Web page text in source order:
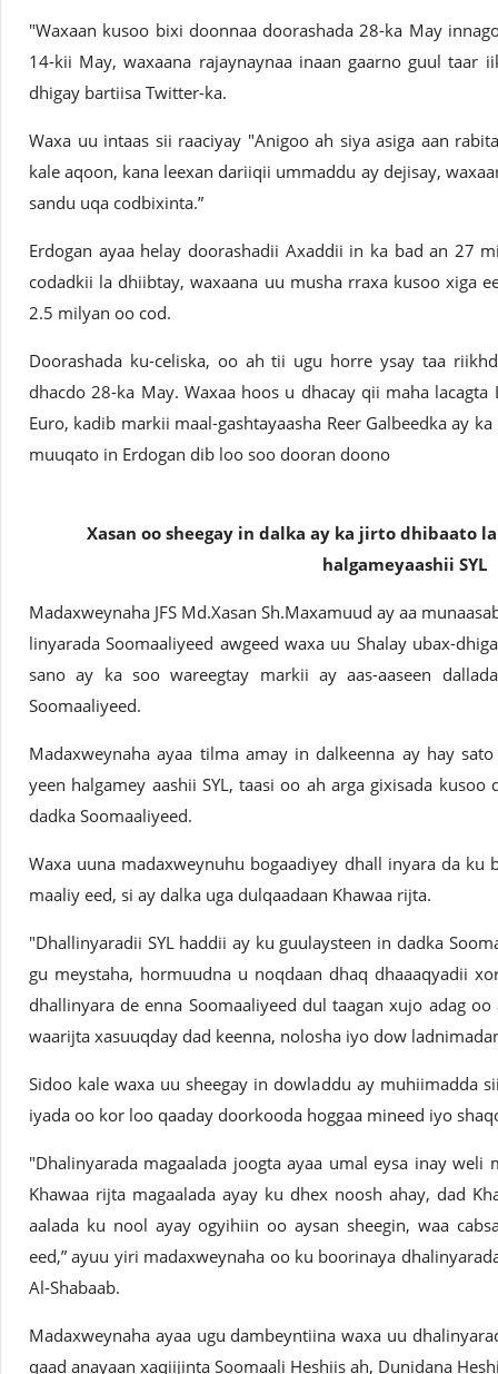
"Waxaan kusoo bixi doonnaa doorashada 28-ka May
14-kii May, waxaana rajaynaynaa inaan gaarno guul taar
dhigay bartiisa Twitter-ka.
Waxa uu intaas sii raaciyay "Anigoo ah siya asiga aan
kale aqoon, kana leexan dariiqii ummaddu ay dejisay,
sandu uqa codbixinta.”
Erdogan ayaa helay doorashadii Axaddii in ka bad an 27
codadkii la dhiibtay, waxaana uu musha rraxa kusoo xiga
2.5 milyan oo cod.
Doorashada ku-celiska, oo ah tii ugu horre ysay taa
dhacdo 28-ka May. Waxaa hoos u dhacay qii maha
Euro, kadib markii maal-gashtayaasha Reer Galbeedka ay
muuqato in Erdogan dib loo soo dooran doono
Xasan oo sheegay in dalka ay ka jirto dhibaato
halgameyaashii SYL
Madaxweynaha JFS Md.Xasan Sh.Maxamuud ay aa
linyarada Soomaaliyeed awgeed waxa uu Shalay ubax-
sano ay ka soo wareegtay markii ay aas-aaseen
Soomaaliyeed.
Madaxweynaha ayaa tilma amay in dalkeenna ay hay
yeen halgamey aashii SYL, taasi oo ah arga gixisada
dadka Soomaaliyeed.
Waxa uuna madaxweynuhu bogaadiyey dhall inyara da ku
maaliy eed, si ay dalka uga dulqaadaan Khawaa rijta.
"Dhallinyaradii SYL haddii ay ku guulaysteen in dadka
gu meystaha, hormuudna u noqdaan dhaq dhaaaqyadii
dhallinyara de enna Soomaaliyeed dul taagan xujo adag
waarijta xasuuqday dad keenna, nolosha iyo dow
Sidoo kale waxa uu sheegay in dowladdu ay muhiimadda
iyada oo kor loo qaaday doorkooda hoggaa mineed iyo
"Dhalinyarada magaalada joogta ayaa umal eysa inay weli
Khawaa rijta magaalada ayay ku dhex noosh ahay, dad
aalada ku nool ayay ogyihiin oo aysan sheegin, waa
eed,” ayuu yiri madaxweynaha oo ku boorinaya
Al-Shabaab.
Madaxweynaha ayaa ugu dambeyntiina waxa uu
qaad anayaan xaqiijinta Soomaali Heshiis ah, Dunidana